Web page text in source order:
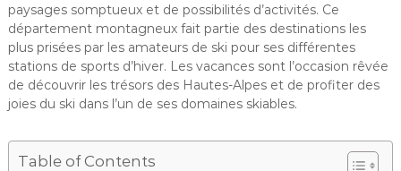
paysages somptueux et de possibilités d’activités. Ce
département montagneux fait partie des destinations les
plus prisées par les amateurs de ski pour ses différentes
stations de sports d’hiver. Les vacances sont l’occasion rêvée
de découvrir les trésors des Hautes-Alpes et de profiter des
joies du ski dans l’un de ses domaines skiables.
Table of Contents